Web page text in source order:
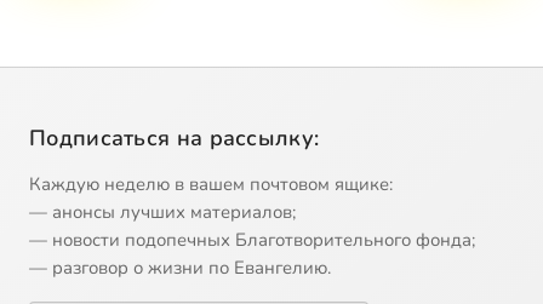
Подписаться на рассылку:
Каждую неделю в вашем почтовом ящике:
— анонсы лучших материалов;
— новости подопечных Благотворительного фонда;
— разговор о жизни по Евангелию.